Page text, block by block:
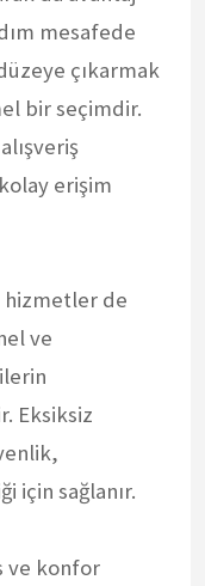
mesafede
çıkarmak
bir seçimdir.
erişim
hizmetler de
ve
Eksiksiz
için sağlanır.
ve konfor